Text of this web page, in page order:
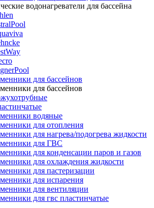
водонагреватели для бассейна
для бассейнов
для бассейнов
водяные
для отопления
для нагрева/подогрева жидкости
для ГВС
для конденсации паров и газов
для охлаждения жидкости
для пастеризации
для испарения
для вентиляции
для гвс пластинчатые